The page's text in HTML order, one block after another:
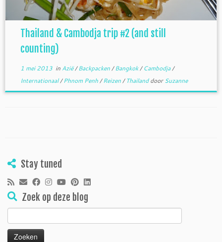
Thailand & Cambodja trip #2 (and still
counting)
1 mei 2013in Azië/Backpacken/Bangkok/Cambodja/
Internationaal/Phnom Penh/Reizen/ThailanddoorSuzanne
Stay tuned
Zoek op deze blog
Zoeken
naar: